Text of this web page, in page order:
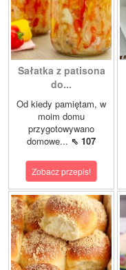
Sałatka z patisona
do...
Od kiedy pamiętam, w
moim domu
przygotowywano
domowe... ⇖ 107
Zobacz przepis!